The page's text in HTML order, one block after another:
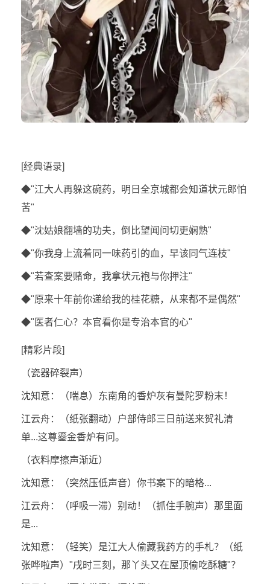
[经典语录]
◆"江大人再躲这碗药，明日全京城都会知道状元郎怕
苦"
◆"沈姑娘翻墙的功夫，倒比望闻问切更娴熟"
◆"你我身上流着同一味药引的血，早该同气连枝"
◆"若查案要赌命，我拿状元袍与你押注"
◆"原来十年前你递给我的桂花糖，从来都不是偶然"
◆"医者仁心？本官看你是专治本官的心"
[精彩片段]
（瓷器碎裂声）
沈知意：（喘息）东南角的香炉灰有曼陀罗粉末！
江云舟：（纸张翻动）户部侍郎三日前送来贺礼清
单...这尊鎏金香炉有问。
（衣料摩擦声渐近）
沈知意：（突然压低声音）你书案下的暗格...
江云舟：（呼吸一滞）别动！（抓住手腕声）那里面
是...
沈知意：（轻笑）是江大人偷藏我药方的手札？（纸
张哗啦声）"戌时三刻，那丫头又在屋顶偷吃酥糖"？